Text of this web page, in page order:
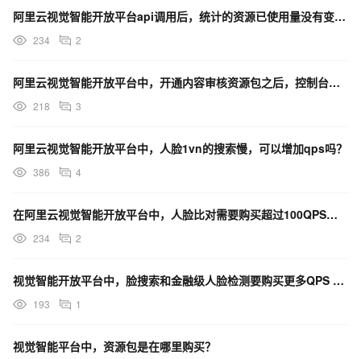
阿里云视觉智能开放平台api调用后，统计的资源已使用量没有变化是有延迟吗还是没有使用内容审核资源包？
234 2
阿里云视觉智能开放平台中，开通内容审核资源包之后，控制台怎么看不到开通的信息？
218 3
阿里云视觉智能开放平台中，人脸1vn的搜索慢，可以增加qps吗？
386 4
在阿里云视觉智能开放平台中，人脸比对需要购买超过100QPS，请问怎么操作？
234 2
视觉智能开放平台中，脸搜索和金融级人脸检测要购买更多QPS 是什么价格？
193 1
视觉智能平台中，资源包是在哪里购买？